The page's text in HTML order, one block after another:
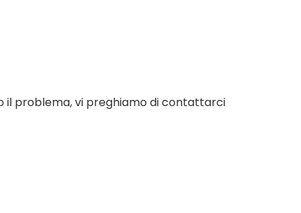
il problema, vi preghiamo di contattarci